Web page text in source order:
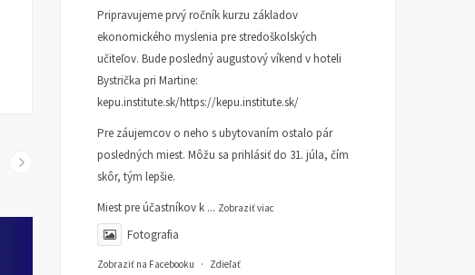
Pripravujeme prvý ročník kurzu základov
ekonomického myslenia pre stredoškolských
učiteľov. Bude posledný augustový víkend v hoteli
Bystrička pri Martine:
kepu.institute.sk/https://kepu.institute.sk/
Pre záujemcov o neho s ubytovaním ostalo pár
posledných miest. Môžu sa prihlásiť do 31. júla, čím
skôr, tým lepšie.
Miest pre účastníkov k ... Zobraziť viac
Fotografia
Zobraziť na Facebooku · Zdieľať